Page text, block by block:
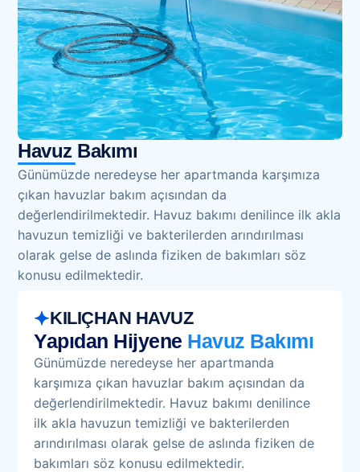
Havuz Bakımı
Günümüzde neredeyse her apartmanda karşımıza
çıkan havuzlar bakım açısından da
değerlendirilmektedir. Havuz bakımı denilince ilk akla
havuzun temizliği ve bakterilerden arındırılması
olarak gelse de aslında fiziken de bakımları söz
konusu edilmektedir.
KILIÇHAN HAVUZ
Yapıdan Hijyene Havuz Bakımı
Günümüzde neredeyse her apartmanda
karşımıza çıkan havuzlar bakım açısından da
değerlendirilmektedir. Havuz bakımı denilince
ilk akla havuzun temizliği ve bakterilerden
arındırılması olarak gelse de aslında fiziken de
bakımları söz konusu edilmektedir.